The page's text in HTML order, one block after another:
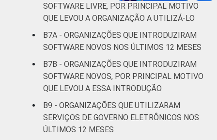
Estudos para o Desenvolvimento da
Sociedade da Informação (Cetic.br),
Pesquisa sobre o uso das Tecnologias de
Informação e Comunicação nas organizações
sem fins lucrativos brasileiras - TIC
Organizações Sem Fins Lucrativos 2016
SOFTWARE LIVRE, POR PRINCIPAL MOTIVO
QUE LEVOU A ORGANIZAÇÃO A UTILIZÁ-LO
B7A - ORGANIZAÇÕES QUE INTRODUZIRAM
SOFTWARE NOVOS NOS ÚLTIMOS 12 MESES
B7B - ORGANIZAÇÕES QUE INTRODUZIRAM
SOFTWARE NOVOS, POR PRINCIPAL MOTIVO
QUE LEVOU A ESSA INTRODUÇÃO
B9 - ORGANIZAÇÕES QUE UTILIZARAM
SERVIÇOS DE GOVERNO ELETRÔNICOS NOS
ÚLTIMOS 12 MESES